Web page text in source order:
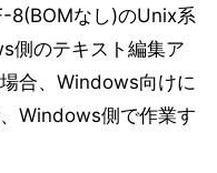
8(BOMなし)のUnix系
側のテキスト編集ア
合、Windows向けに
Windows側で作業す